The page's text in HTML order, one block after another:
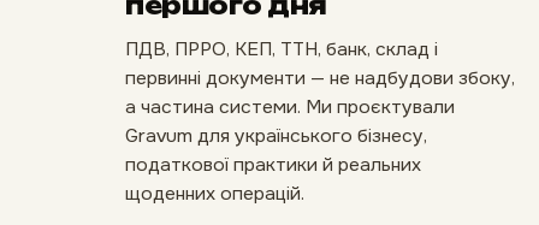
ПДВ, ПРРО, КЕП, ТТН, банк, склад і
первинні документи — не надбудови збоку,
а частина системи. Ми проєктували
Gravum для українського бізнесу,
податкової практики й реальних
щоденних операцій.